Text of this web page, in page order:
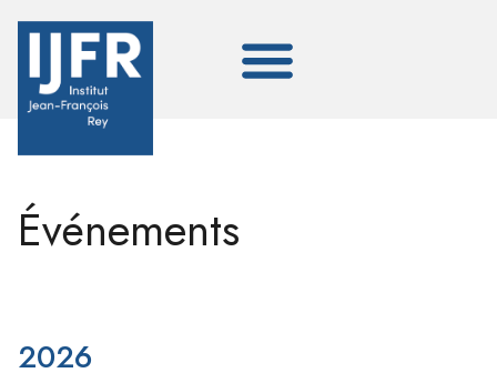
Événements
2026